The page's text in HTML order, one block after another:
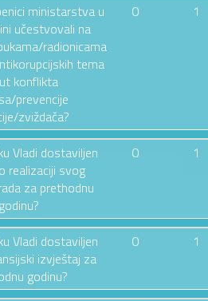
ministarstva u
učestvovali na
radionicama
tema
konflikta
prevencije
zviždača?
0 1
Vladi dostaviljen
realizaciji svog
za prethodnu
godinu?
0 1
Vladi dostaviljen
izvještaj za
godinu?
0 1